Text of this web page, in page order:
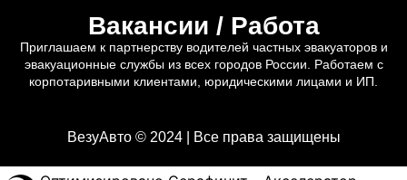
Вакансии / Работа
Приглашаем к партнерству водителей частных эвакуаторов и
эвакуационные службы из всех городов России. Работаем с
корпотаривными клиентами, юридическими лицами и ИП.
ВезуАвто © 2024 | Все права защищены